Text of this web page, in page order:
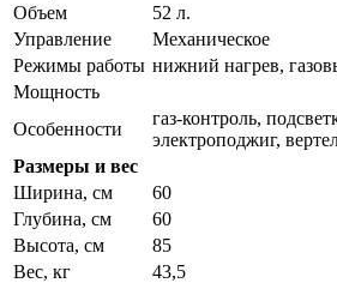
Объем
52 л.
Управление
Механическое
Режимы работы нижний нагрев,
Мощность
Особенности
газ-контроль,
электроподжиг,
Размеры и вес
Ширина, см
60
Глубина, см
60
Высота, см
85
Вес, кг
43,5